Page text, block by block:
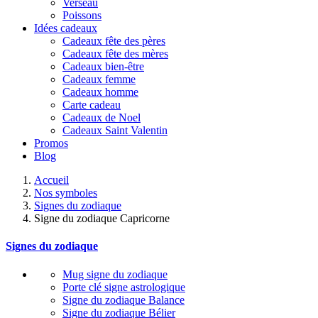
Verseau
Poissons
Idées cadeaux
Cadeaux fête des pères
Cadeaux fête des mères
Cadeaux bien-être
Cadeaux femme
Cadeaux homme
Carte cadeau
Cadeaux de Noel
Cadeaux Saint Valentin
Promos
Blog
Accueil
Nos symboles
Signes du zodiaque
Signe du zodiaque Capricorne
Signes du zodiaque
Mug signe du zodiaque
Porte clé signe astrologique
Signe du zodiaque Balance
Signe du zodiaque Bélier